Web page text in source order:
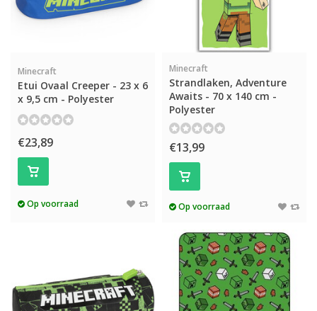
Minecraft
Etui Ovaal Creeper - 23 x 6
x 9,5 cm - Polyester
€23,89
Op voorraad
Minecraft
Strandlaken, Adventure
Awaits - 70 x 140 cm -
Polyester
€13,99
Op voorraad